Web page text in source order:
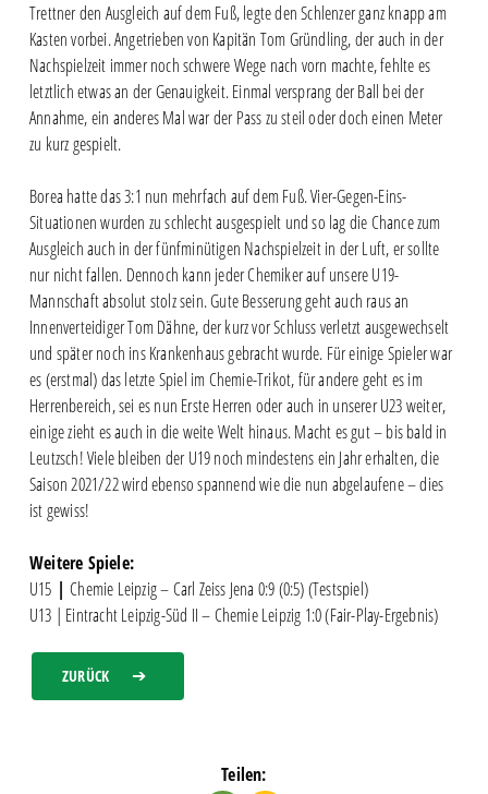
Trettner den Ausgleich auf dem Fuß, legte den Schlenzer ganz knapp am
Kasten vorbei. Angetrieben von Kapitän Tom Gründling, der auch in der
Nachspielzeit immer noch schwere Wege nach vorn machte, fehlte es
letztlich etwas an der Genauigkeit. Einmal versprang der Ball bei der
Annahme, ein anderes Mal war der Pass zu steil oder doch einen Meter
zu kurz gespielt.
Borea hatte das 3:1 nun mehrfach auf dem Fuß. Vier-Gegen-Eins-
Situationen wurden zu schlecht ausgespielt und so lag die Chance zum
Ausgleich auch in der fünfminütigen Nachspielzeit in der Luft, er sollte
nur nicht fallen. Dennoch kann jeder Chemiker auf unsere U19-
Mannschaft absolut stolz sein. Gute Besserung geht auch raus an
Innenverteidiger Tom Dähne, der kurz vor Schluss verletzt ausgewechselt
und später noch ins Krankenhaus gebracht wurde. Für einige Spieler war
es (erstmal) das letzte Spiel im Chemie-Trikot, für andere geht es im
Herrenbereich, sei es nun Erste Herren oder auch in unserer U23 weiter,
einige zieht es auch in die weite Welt hinaus. Macht es gut – bis bald in
Leutzsch! Viele bleiben der U19 noch mindestens ein Jahr erhalten, die
Saison 2021/22 wird ebenso spannend wie die nun abgelaufene – dies
ist gewiss!
Weitere Spiele:
U15 |Chemie Leipzig – Carl Zeiss Jena 0:9 (0:5) (Testspiel)
U13 | Eintracht Leipzig-Süd II – Chemie Leipzig 1:0 (Fair-Play-Ergebnis)
ZURÜCK
Teilen: